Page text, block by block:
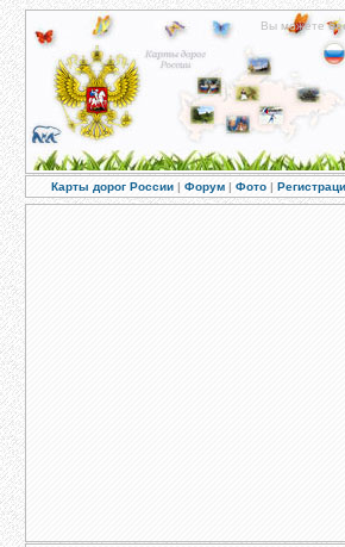
Вы можете
Карты дорог России | Форум | Фото |